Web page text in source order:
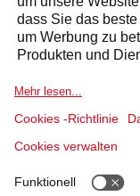
Selecta Gruppe
Produkte &
Dienstleistungen
Sektoren